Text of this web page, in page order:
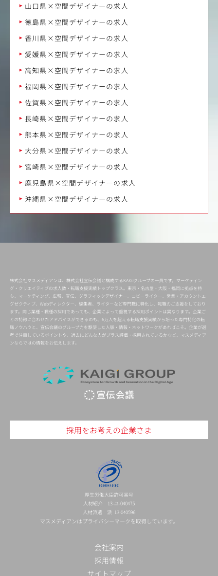
山口県×空間デザイナーの求人
徳島県×空間デザイナーの求人
香川県×空間デザイナーの求人
愛媛県×空間デザイナーの求人
高知県×空間デザイナーの求人
福岡県×空間デザイナーの求人
佐賀県×空間デザイナーの求人
長崎県×空間デザイナーの求人
熊本県×空間デザイナーの求人
大分県×空間デザイナーの求人
宮崎県×空間デザイナーの求人
鹿児島県×空間デザイナーの求人
沖縄県×空間デザイナーの求人
株式会社マスメディアンは、株式会社宣伝会議と構成するKAIGIグループの一員です。マーケティン
グ・クリエイティブの求人数・転職支援実績トップクラス。東京・名古屋・大阪・福岡に拠点を持
ち、マーケティング、広報、宣伝、グラフィックデザイナー、コピーライター、営業・アカウントエ
グゼクティブ、Webディレクター、編集者、ライターなど専門職に特化し、転職のご支援をしており
ます。同じ業種・職種の採用であっても、企業によって重視する採用ポイントは異なります。企業ご
との特徴に合わせたアドバイスができるのも、6万人を超える転職支援実績から培った専門特化の転
職ノウハウと、宣伝会議のグループ力を駆使した人脈・情報・ネットワークがあればこそ。企業が選
考で注目しているポイントや、過去にどんな人がプラス評価・採用されているかなど、マスメディア
ンならではの情報をお伝えします。
採用をお考えの企業さま
厚生労働大臣許可番号
人材紹介 13-ユ-040475
人材派遣 派 13-040596
マスメディアンはプライバシーマークを取得しています。
会社案内
採用情報
サイトマップ